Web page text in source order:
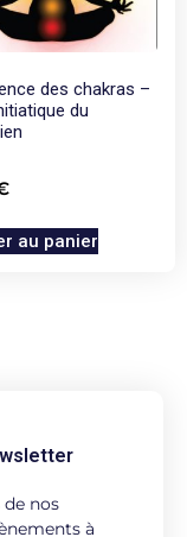
des chakras –
du
au panier
nos
à